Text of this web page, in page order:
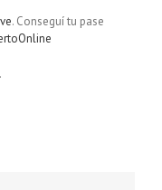
. Conseguí tu pase